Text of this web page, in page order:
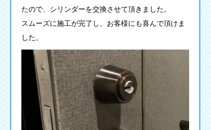
たので、シリンダーを交換させて頂きました。
スムーズに施工が完了し、お客様にも喜んで頂けま
した。